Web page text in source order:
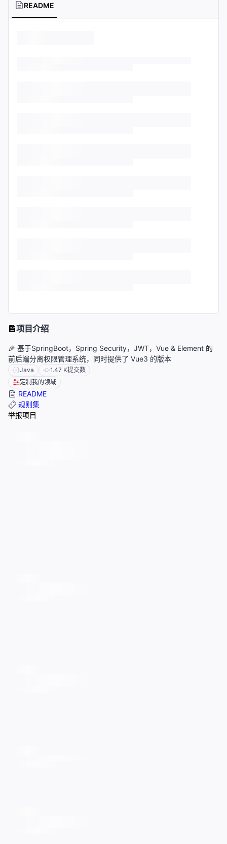
README
项目介绍
🎉 基于SpringBoot，Spring Security，JWT，Vue & Element 的
前后端分离权限管理系统，同时提供了 Vue3 的版本
Java 1.47 K提交数
定制我的领域
README
规则集
举报项目